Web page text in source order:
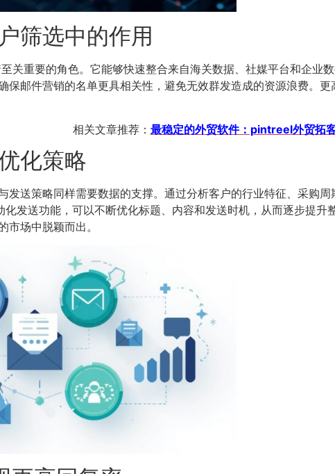
筛选中的作用
关重要的角色。它能够快速整合来自海关数据、社媒平台和企业
保邮件营销的名单更具相关性，避免无效群发造成的资源浪费。
相关文章推荐： 最稳定的外贸软件：pintreel外贸拓
化策略
发送策略同样需要数据的支撑。通过分析客户的行业特征、采购
发送功能，可以不断优化标题、内容和发送时机，从而逐步提
市场中脱颖而出。